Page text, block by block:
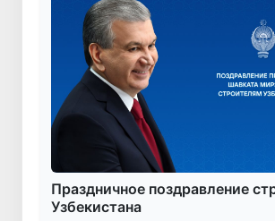
Праздничное поздравление
Узбекистана